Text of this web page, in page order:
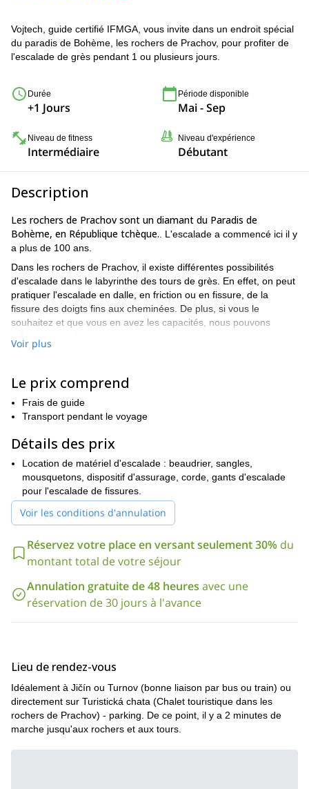
Vojtech, guide certifié IFMGA, vous invite dans un endroit spécial
du paradis de Bohème, les rochers de Prachov, pour profiter de
l'escalade de grès pendant 1 ou plusieurs jours.
Durée
+1 Jours
Période disponible
Mai - Sep
Niveau de fitness
Intermédiaire
Niveau d'expérience
Débutant
Description
Les rochers de Prachov sont un diamant du Paradis de
Bohème, en République tchèque. . L'escalade a commencé ici il y
a plus de 100 ans.
Dans les rochers de Prachov, il existe différentes possibilités
d'escalade dans le labyrinthe des tours de grès. En effet, on peut
pratiquer l'escalade en dalle, en friction ou en fissure, de la
fissure des doigts fins aux cheminées. De plus, si vous le
souhaitez et que vous en avez les capacités, nous pouvons
populaire.
Nous nous retrouverons dans la région et commencerons à
grimper ! Nous pouvons partir pour un ou plusieurs jours.
du Paradis de la Bohème ? Alors envoyez-moi une demande en
indiquant le nombre de jours que vous souhaitez venir. Je serais
ravi de vous guider ici !**Et il y a d'autres excellentes options
d'escalade dans la région que vous pouvez...
Voir plus
Le prix comprend
Frais de guide
Transport pendant le voyage
Détails des prix
Location de matériel d'escalade : beaudrier, sangles,
mousquetons, dispositif d'assurage, corde, gants d'escalade
pour l'escalade de fissures.
Voir les conditions d'annulation
Réservez votre place en versant seulement 30% du
montant total de votre séjour
Annulation gratuite de 48 heures avec une
réservation de 30 jours à l'avance
Lieu de rendez-vous
Idéalement à Jičín ou Turnov (bonne liaison par bus ou train) ou
directement sur Turistická chata (Chalet touristique dans les
rochers de Prachov) - parking. De ce point, il y a 2 minutes de
marche jusqu'aux rochers et aux tours.